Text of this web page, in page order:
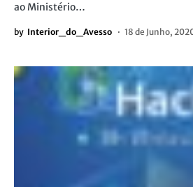
ao Ministério…
by Interior_do_Avesso 18 de Junho,